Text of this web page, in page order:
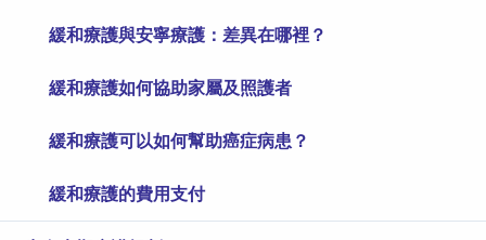
緩和療護與安寧療護：差異在哪裡？
緩和療護如何協助家屬及照護者
緩和療護可以如何幫助癌症病患？
緩和療護的費用支付